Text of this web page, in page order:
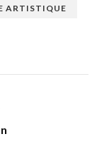
ARTISTIQUE